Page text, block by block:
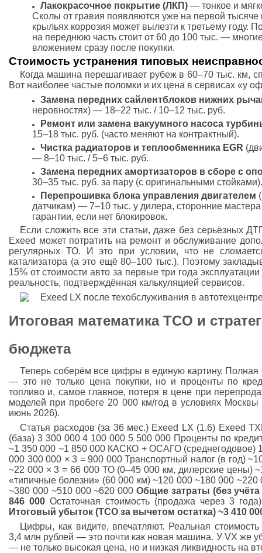
Лакокрасочное покрытие (ЛКП) — тонкое и
Сколы от гравия появляются уже на первой тысяче
крыльях коррозия может вылезти к третьему году.
на переднюю часть стоит от 60 до 100 тыс. —
вложением сразу после покупки.
Стоимость устранения типовых
Когда машина перешагивает рубеж в 60–70 тыс. км,
Вот наиболее частые поломки и их цена в сервисах «у
Замена передних сайлентблоков нижних
неровностях) — 18–22 тыс. / 10–12 тыс. руб.
Ремонт или замена вакуумного насоса
15–18 тыс. руб. (часто меняют на контрактный).
Чистка радиаторов и теплообменника EGR
— 8–10 тыс. / 5–6 тыс. руб.
Замена передних амортизаторов в сборе с
30–35 тыс. руб. за пару (с оригинальными стойками).
Перепрошивка блока управления двигателем
датчикам) — 7–10 тыс. у дилера, сторонние
гарантии, если нет блокировок.
Если сложить все эти статьи, даже без серьёзных
Exeed может потратить на ремонт и обслуживание
регулярных ТО. И это при условии, что не
катализатора (а это ещё 80–100 тыс.). Поэтому
15% от стоимости авто за первые три года
реальность, подтверждённая калькуляцией сервисов.
Итоговая математика TCO и
бюджета
Теперь соберём все цифры в единую картину. Полная
— это не только цена покупки, но и проценты по
топливо и, самое главное, потеря в цене при
моделей при пробеге 20 000 км/год в условиях
июнь 2026).
Статья расходов (за 36 мес.) Exeed LX (1.6) Exeed
(база) 3 300 000 4 100 000 5 500 000 Проценты по
~1 350 000 ~1 850 000 КАСКО + ОСАГО (среднегодовое)
000 300 000 × 3 = 900 000 Транспортный налог (в год)
~22 000 × 3 = 66 000 ТО (0–45 000 км, дилерские цены)
«типичные болезни» (60 000 км) ~120 000 ~180 000 ~220
~380 000 ~510 000 ~620 000 Общие затраты (без
846 000 Остаточная стоимость (продажа через 3
Итоговый убыток (TCO за вычетом остатка) ~3 410
Цифры, как видите, впечатляют. Реальная
3,4 млн рублей — это почти как новая машина. У VX же
— не только высокая цена, но и низкая ликвидность на